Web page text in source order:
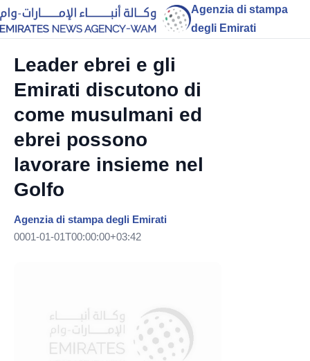
Agenzia di stampa
degli Emirati
Leader ebrei e gli
Emirati discutono di
come musulmani ed
ebrei possono
lavorare insieme nel
Golfo
Agenzia di stampa degli Emirati
0001-01-01T00:00:00+03:42